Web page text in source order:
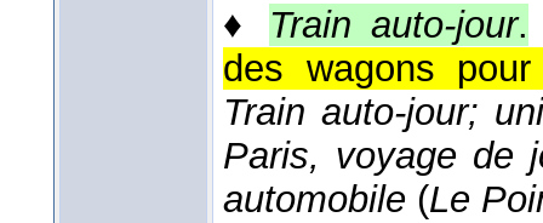
♦ Train auto-jour.
des wagons
Train auto-jour;
Paris, voyage de
automobile (Le